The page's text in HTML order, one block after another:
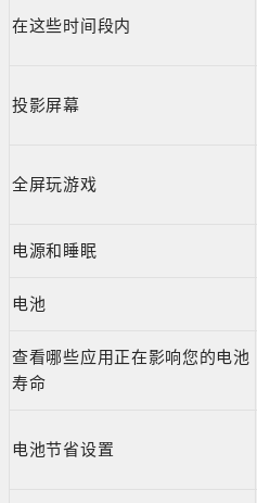
在这些时间段内
投影屏幕
全屏玩游戏
电源和睡眠
电池
查看哪些应用正在影响您的电池
寿命
电池节省设置